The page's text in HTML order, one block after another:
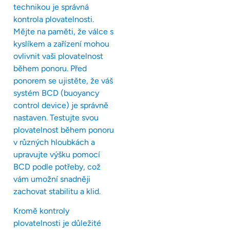
technikou je správná
kontrola plovatelnosti.
Mějte na paměti, že válce s
kyslíkem a zařízení mohou
ovlivnit vaši plovatelnost
během ponoru. Před
ponorem se ujistěte, že váš
systém BCD (buoyancy
control device) je správně
nastaven. Testujte svou
plovatelnost během ponoru
v různých hloubkách a
upravujte výšku pomocí
BCD podle potřeby, což
vám umožní snadněji
zachovat stabilitu a klid.
Kromě kontroly
plovatelnosti je důležité